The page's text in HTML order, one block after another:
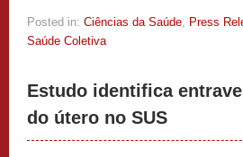
Posted in: Ciências da Saúde, Press
Saúde Coletiva
Estudo identifica
do útero no SUS